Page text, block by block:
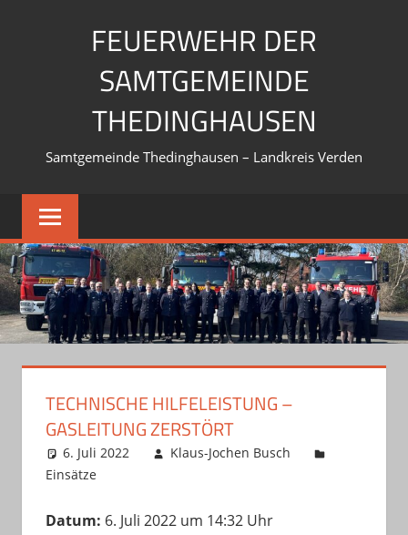
FEUERWEHR DER
SAMTGEMEINDE
THEDINGHAUSEN
Samtgemeinde Thedinghausen – Landkreis Verden
TECHNISCHE HILFELEISTUNG –
GASLEITUNG ZERSTÖRT
6. Juli 2022
Klaus-Jochen Busch
Einsätze
Datum: 6. Juli 2022 um 14:32 Uhr